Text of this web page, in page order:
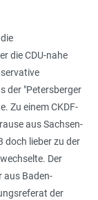
die CDU-nahe
der "Petersberger
Zu einem CKDF-
aus Sachsen-
doch lieber zu der
Der
aus Baden-
der